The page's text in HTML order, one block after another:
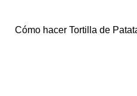
Cómo hacer Tortilla de